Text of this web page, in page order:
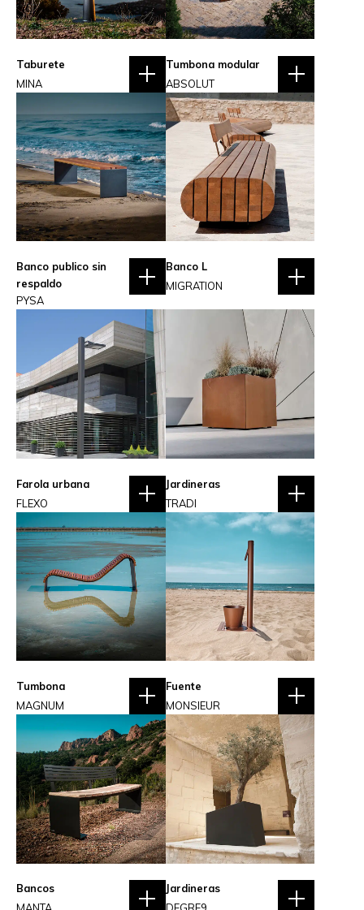
Taburete
MINA
Tumbona modular
ABSOLUT
Banco publico sin
respaldo
PYSA
Banco L
MIGRATION
Farola urbana
FLEXO
Jardineras
TRADI
Tumbona
MAGNUM
Fuente
MONSIEUR
Bancos
Jardineras